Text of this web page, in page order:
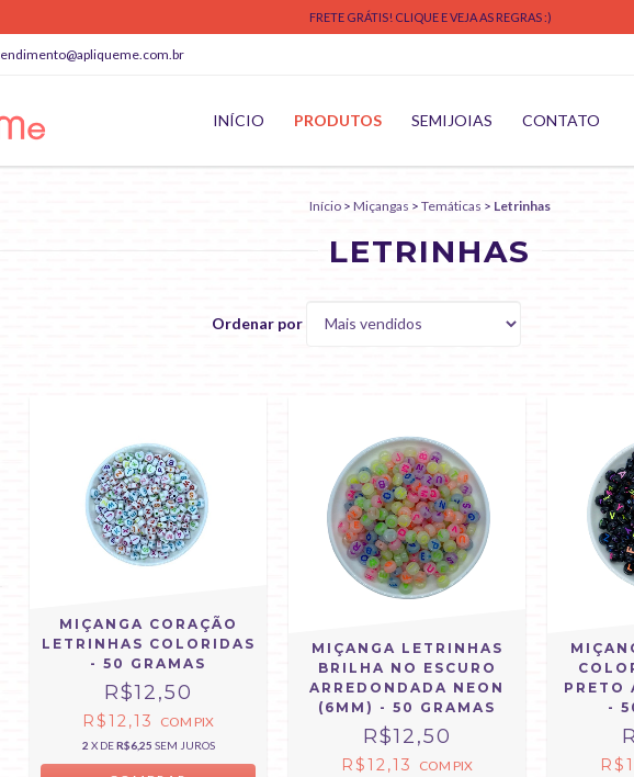
FRETE GRÁTIS! CLIQUE E VEJA AS REGRAS :)
INÍCIO PRODUTOS SEMIJOIAS CONTATO
Início > Miçangas > Temáticas > Letrinhas
LETRINHAS
Ordenar por
MIÇANGA CORAÇÃO
LETRINHAS COLORIDAS
- 50 GRAMAS
R$12,50
R$12,13 COM PIX
2 X DER$6,25 SEM JUROS
MIÇANGA LETRINHAS
BRILHA NO ESCURO
ARREDONDADA NEON
(6MM) - 50 GRAMAS
R$12,50
R$12,13 COM PIX
PRETO
-